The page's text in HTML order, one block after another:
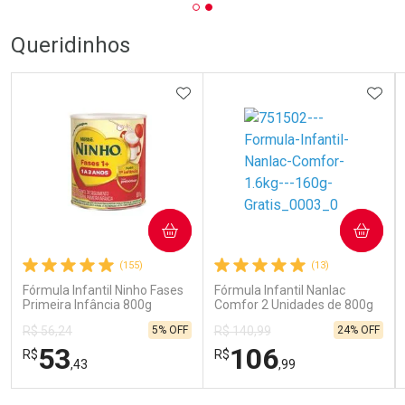
Queridinhos
(155)
Fórmula Infantil Ninho Fases
Primeira Infância 800g
R$ 56,24
R$53,43
5% OFF
ADICIONAR AOS FAVORITOS
COMPRAR
(13)
Fórmula Infantil Nanlac
Comfor 2 Unidades de 800g
R$ 140,99
R$106,99
24% OFF
COMPRAR